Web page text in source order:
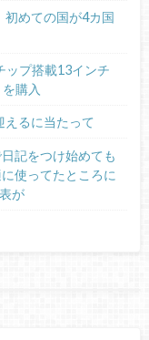
初めての国が4カ国
ップ搭載13インチ
購入
えるに当たって
記をつけ始めても
使ってたところに
が